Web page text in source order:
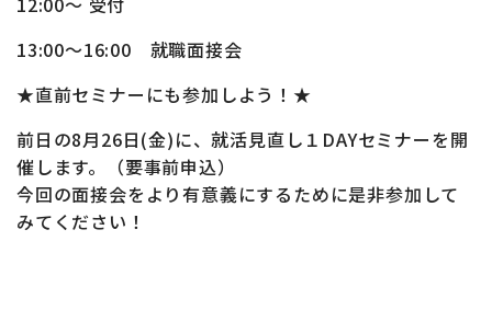
13:00～16:00 就職面接会
★直前セミナーにも参加しよう！★
前日の8月26日(金)に、就活見直し１DAYセミナーを開
催します。（要事前申込）
今回の面接会をより有意義にするために是非参加して
みてください！